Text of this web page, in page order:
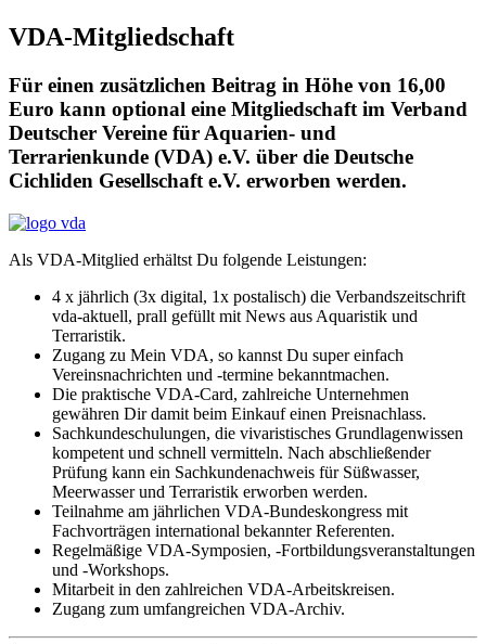
VDA-Mitgliedschaft
Für einen zusätzlichen Beitrag in Höhe von 16,00
Euro kann optional eine Mitgliedschaft im Verband
Deutscher Vereine für Aquarien- und
Terrarienkunde (VDA) e.V. über die Deutsche
Cichliden Gesellschaft e.V. erworben werden.
Als VDA-Mitglied erhältst Du folgende Leistungen:
4 x jährlich (3x digital, 1x postalisch) die Verbandszeitschrift
vda-aktuell, prall gefüllt mit News aus Aquaristik und
Terraristik.
Zugang zu Mein VDA, so kannst Du super einfach
Vereinsnachrichten und -termine bekanntmachen.
Die praktische VDA-Card, zahlreiche Unternehmen
gewähren Dir damit beim Einkauf einen Preisnachlass.
Sachkundeschulungen, die vivaristisches Grundlagenwissen
kompetent und schnell vermitteln. Nach abschließender
Prüfung kann ein Sachkundenachweis für Süßwasser,
Meerwasser und Terraristik erworben werden.
Teilnahme am jährlichen VDA-Bundeskongress mit
Fachvorträgen international bekannter Referenten.
Regelmäßige VDA-Symposien, -Fortbildungsveranstaltungen
und -Workshops.
Mitarbeit in den zahlreichen VDA-Arbeitskreisen.
Zugang zum umfangreichen VDA-Archiv.